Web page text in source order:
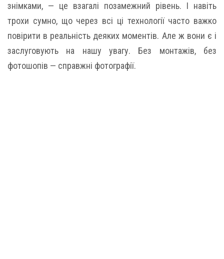
знімками, — це взагалі позамежний рівень. І навіть
трохи сумно, що через всі ці технології часто важко
повірити в реальність деяких моментів. Але ж вони є і
заслуговують на нашу увагу. Без монтажів, без
фотошопів — справжні фотографії.